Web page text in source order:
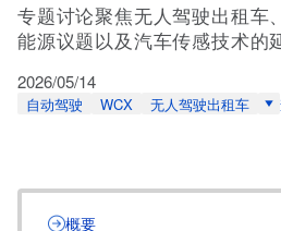
专题讨论聚焦无人驾驶出租车
能源议题以及汽车传感技术的
2026/05/14
自动驾驶 WCX 无人驾驶出租车
概要